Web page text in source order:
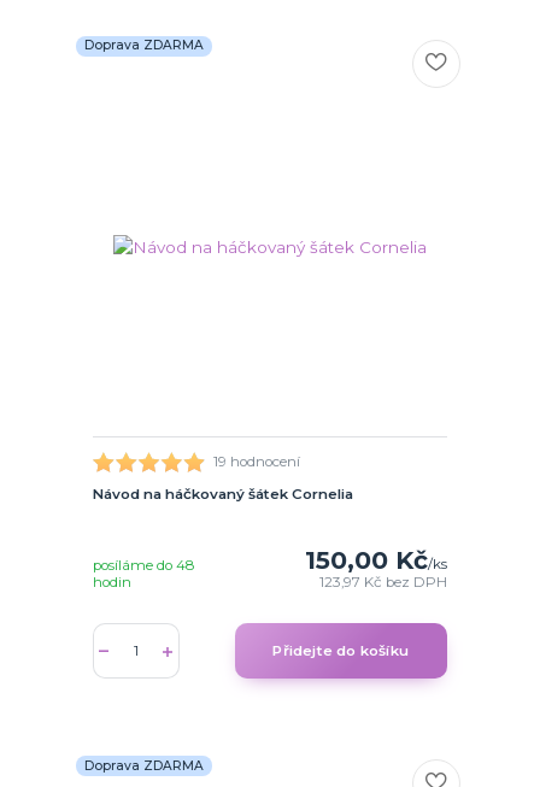
Doprava ZDARMA
19 hodnocení
Návod na háčkovaný šátek Cornelia
150,00 Kč/ks
123,97 Kč bez DPH
posíláme do 48
hodin
Přidejte do košíku
Doprava ZDARMA